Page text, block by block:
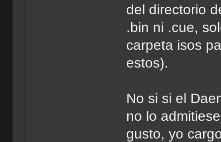
del directorio
.bin ni .cue,
carpeta isos
estos).
No si si el
no lo
gusto, yo